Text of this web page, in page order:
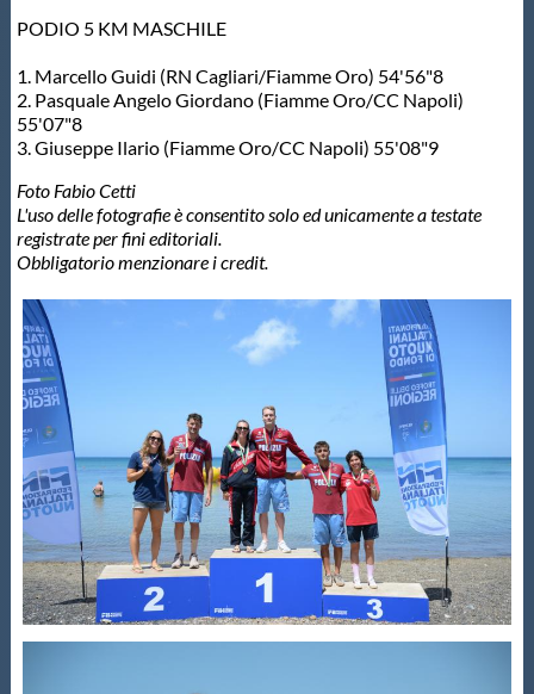
PODIO 5 KM MASCHILE
1. Marcello Guidi (RN Cagliari/Fiamme Oro) 54'56"8
2. Pasquale Angelo Giordano (Fiamme Oro/CC Napoli)
55'07"8
3. Giuseppe Ilario (Fiamme Oro/CC Napoli) 55'08"9
Foto Fabio Cetti
L'uso delle fotografie è consentito solo ed unicamente a testate
registrate per fini editoriali.
Obbligatorio menzionare i credit.